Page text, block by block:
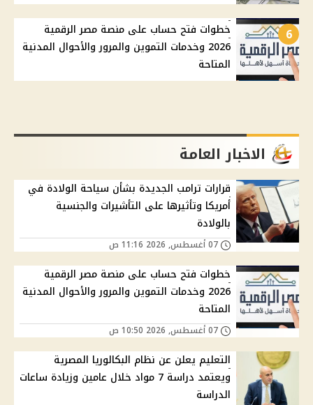
6
خطوات فتح حساب على منصة مصر الرقمية
2026 وخدمات التموين والمرور والأحوال المدنية
المتاحة
الاخبار العامة
قرارات ترامب الجديدة بشأن سياحة الولادة في
أمريكا وتأثيرها على التأشيرات والجنسية
بالولادة
خطوات فتح حساب على منصة مصر الرقمية
2026 وخدمات التموين والمرور والأحوال المدنية
المتاحة
التعليم يعلن عن نظام البكالوريا المصرية
ويعتمد دراسة 7 مواد خلال عامين وزيادة ساعات
الدراسة